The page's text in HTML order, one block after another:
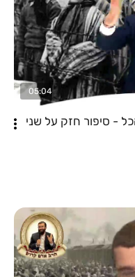
05:04
- סיפור חזק על שני